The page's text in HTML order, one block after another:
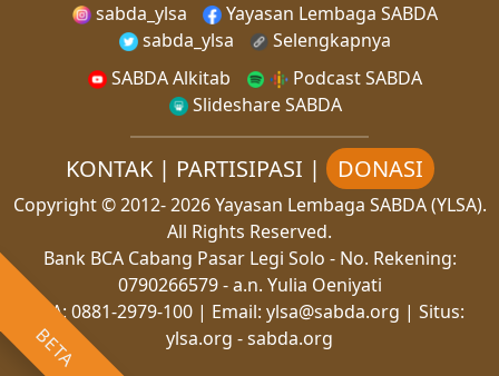
BETA
sabda_ylsa
Yayasan Lembaga SABDA
sabda_ylsa
Selengkapnya
SABDA Alkitab
Podcast SABDA
Slideshare SABDA
KONTAK| PARTISIPASI | DONASI
Copyright© 2012-2026Yayasan Lembaga SABDA (YLSA).
All Rights Reserved.
Bank BCA Cabang Pasar Legi Solo - No. Rekening:
0790266579 - a.n. Yulia Oeniyati
WA: 0881-2979-100| Email: ylsa@sabda.org | Situs:
ylsa.org -sabda.org